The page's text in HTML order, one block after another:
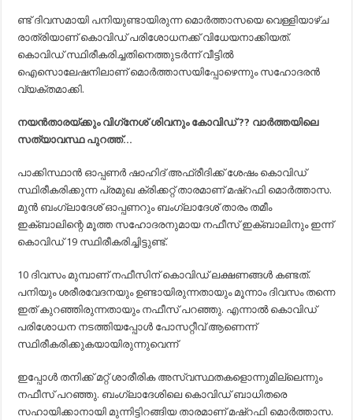
ണ്ട് ദിവസമായി പനിയുണ്ടായിരുന്ന മൊർത്താസയെ വെള്ളിയാഴ്ച
രാത്രിയാണ് കൊവിഡ് പരിശോധനക്ക് വിധേയനാക്കിയത്.
കൊവിഡ് സ്ഥിരീകരിച്ചതിനെത്തുടർന്ന് വീട്ടിൽ
ഐസൊലേഷനിലാണ് മൊർത്താസയിപ്പോഴെന്നും സഹോദരൻ
വ്യക്തമാക്കി.
നയൻതാരയ്ക്കും വിഗ്‌നേശ് ശിവനും കോവിഡ് ?? വാർത്തയിലെ
സത്യാവസ്ഥ പുറത്ത്…
പാക്കിസ്ഥാൻ ഓപ്പണർ ഷാഹിദ് അഫ്രീദിക്ക് ശേഷം കൊവിഡ്
സ്ഥിരീകരിക്കുന്ന പ്രമുഖ ക്രിക്കറ്റ് താരമാണ് മഷ്റഫി മൊർത്താസ.
മുൻ ബംഗ്ലാദേശ് ഓപ്പണറും ബംഗ്ലാദേശ് താരം തമീം
ഇക്‌ബാലിന്റെ മൂത്ത സഹോദരനുമായ നഫീസ് ഇക്ബാലിനും ഇന്ന്
കൊവിഡ് 19 സ്ഥിരീകരിച്ചിട്ടുണ്ട്.
10 ദിവസം മുമ്പാണ് നഫീസിന് കൊവിഡ് ലക്ഷണങ്ങൾ കണ്ടത്.
പനിയും ശരീരവേദനയും ഉണ്ടായിരുന്നതായും മൂന്നാം ദിവസം തന്നെ
ഇത് കുറഞ്ഞിരുന്നതായും നഫീസ് പറഞ്ഞു. എന്നാൽ കൊവിഡ്
പരിശോധന നടത്തിയപ്പോൾ പോസറ്റീവ് ആണെന്ന്
സ്ഥിരീകരിക്കുകയായിരുന്നുവെന്ന്
ഇപ്പോൾ തനിക്ക് മറ്റ് ശാരീരിക അസ്വസ്ഥതകളൊന്നുമില്ലെന്നും
നഫീസ് പറ‌ഞ്ഞു. ബംഗ്ലാദേശിലെ കൊവിഡ് ബാധിതരെ
സഹായിക്കാനായി മുന്നിട്ടിറങ്ങിയ താരമാണ് മഷ്റഫി മൊർത്താസ.